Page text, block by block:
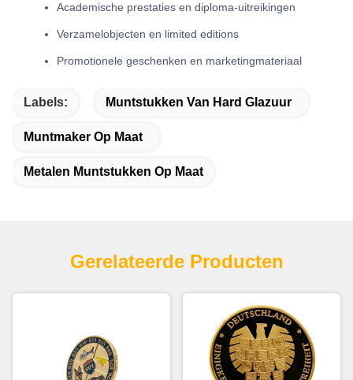
Academische prestaties en diploma-uitreikingen
Verzamelobjecten en limited editions
Promotionele geschenken en marketingmateriaal
Labels: Muntstukken Van Hard Glazuur
Muntmaker Op Maat
Metalen Muntstukken Op Maat
Gerelateerde Producten